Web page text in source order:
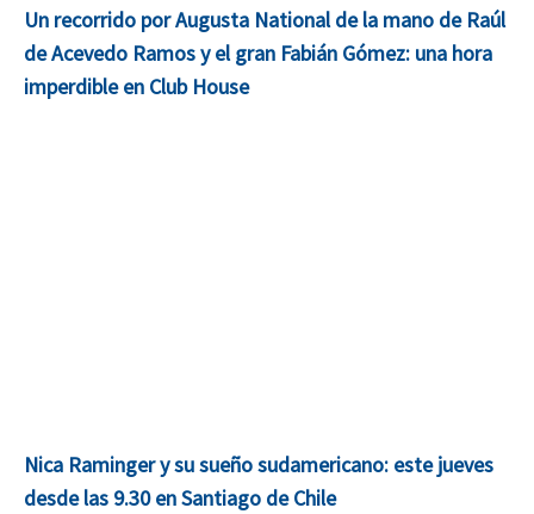
Un recorrido por Augusta National de la mano de Raúl
de Acevedo Ramos y el gran Fabián Gómez: una hora
imperdible en Club House
Nica Raminger y su sueño sudamericano: este jueves
desde las 9.30 en Santiago de Chile